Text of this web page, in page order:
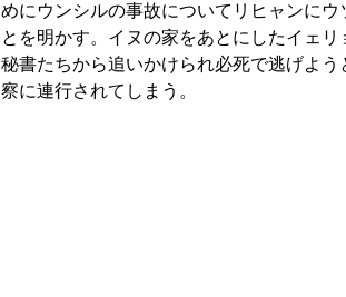
めにウンシルの事故についてリヒャンにウ
とを明かす。イヌの家をあとにしたイェ
秘書たちから追いかけられ必死で逃げよう
察に連行されてしまう。